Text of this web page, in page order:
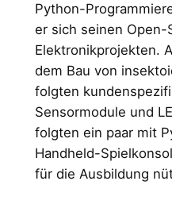
Python-
er sich seinen Open-
Elektronikprojekten.
dem Bau von
folgten
Sensormodule und
folgten ein paar mit
Handheld-
für die Ausbildung